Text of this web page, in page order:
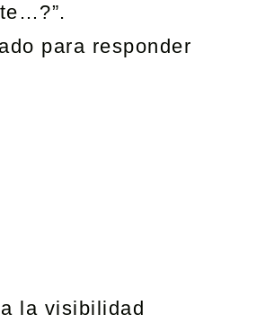
para responder
la visibilidad